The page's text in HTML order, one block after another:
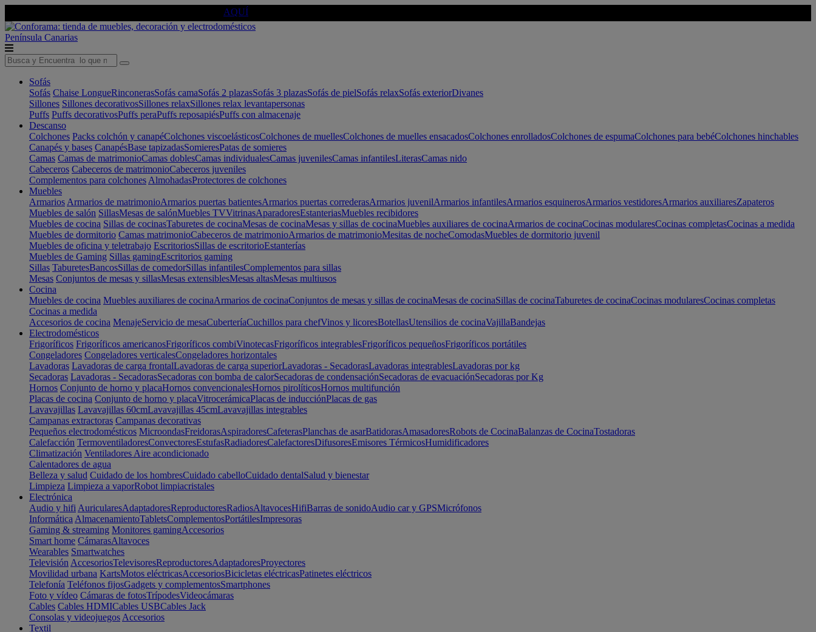
AQUÍ
Península Canarias
Sofás
Sofás Chaise LongueRinconerasSofás camaSofás 2 plazasSofás 3 plazasSofás de pielSofás relaxSofás exteriorDivanes
Sillones Sillones decorativosSillones relaxSillones relax levantapersonas
Puffs Puffs decorativosPuffs peraPuffs reposapiésPuffs con almacenaje
Descanso
Colchones Packs colchón y canapéColchones viscoelásticosColchones de muellesColchones de muelles ensacadosColchones enrolladosColchones de espumaColchones para bebéColchones hinchables
Canapés y bases CanapésBase tapizadasSomieresPatas de somieres
Camas Camas de matrimonioCamas doblesCamas individualesCamas juvenilesCamas infantilesLiterasCamas nido
Cabeceros Cabeceros de matrimonioCabeceros juveniles
Complementos para colchones AlmohadasProtectores de colchones
Muebles
Armarios Armarios de matrimonioArmarios puertas batientesArmarios puertas correderasArmarios juvenilArmarios infantilesArmarios esquinerosArmarios vestidoresArmarios auxiliaresZapateros
Muebles de salón SillasMesas de salónMuebles TVVitrinasAparadoresEstanteriasMuebles recibidores
Muebles de cocina Sillas de cocinasTaburetes de cocinaMesas de cocinaMesas y sillas de cocinaMuebles auxiliares de cocinaArmarios de cocinaCocinas modularesCocinas completasCocinas a medida
Muebles de dormitorio Camas matrimonioCabeceros de matrimonioArmarios de matrimonioMesitas de nocheComodasMuebles de dormitorio juvenil
Muebles de oficina y teletrabajo EscritoriosSillas de escritorioEstanterías
Muebles de Gaming Sillas gamingEscritorios gaming
Sillas TaburetesBancosSillas de comedorSillas infantilesComplementos para sillas
Mesas Conjuntos de mesas y sillasMesas extensiblesMesas altasMesas multiusos
Cocina
Muebles de cocina Muebles auxiliares de cocinaArmarios de cocinaConjuntos de mesas y sillas de cocinaMesas de cocinaSillas de cocinaTaburetes de cocinaCocinas modularesCocinas completas
Cocinas a medida
Accesorios de cocina MenajeServicio de mesaCuberteríaCuchillos para chefVinos y licoresBotellasUtensilios de cocinaVajillaBandejas
Electrodomésticos
Frigoríficos Frigoríficos americanosFrigoríficos combiVinotecasFrigoríficos integrablesFrigoríficos pequeñosFrigoríficos portátiles
Congeladores Congeladores verticalesCongeladores horizontales
Lavadoras Lavadoras de carga frontalLavadoras de carga superiorLavadoras - SecadorasLavadoras integrablesLavadoras por kg
Secadoras Lavadoras - SecadorasSecadoras con bomba de calorSecadoras de condensaciónSecadoras de evacuaciónSecadoras por Kg
Hornos Conjunto de horno y placaHornos convencionalesHornos pirolíticosHornos multifunción
Placas de cocina Conjunto de horno y placaVitrocerámicaPlacas de inducciónPlacas de gas
Lavavajillas Lavavajillas 60cmLavavajillas 45cmLavavajillas integrables
Campanas extractoras Campanas decorativas
Pequeños electrodomésticos MicroondasFreidorasAspiradoresCafeterasPlanchas de asarBatidorasAmasadoresRobots de CocinaBalanzas de CocinaTostadoras
Calefacción TermoventiladoresConvectoresEstufasRadiadoresCalefactoresDifusoresEmisores TérmicosHumidificadores
Climatización Ventiladores Aire acondicionado
Calentadores de agua
Belleza y salud Cuidado de los hombresCuidado cabelloCuidado dentalSalud y bienestar
Limpieza Limpieza a vaporRobot limpiacristales
Electrónica
Audio y hifi AuricularesAdaptadoresReproductoresRadiosAltavocesHifiBarras de sonidoAudio car y GPSMicrófonos
Informática AlmacenamientoTabletsComplementosPortátilesImpresoras
Gaming & streaming Monitores gamingAccesorios
Smart home CámarasAltavoces
Wearables Smartwatches
Televisión AccesoriosTelevisoresReproductoresAdaptadoresProyectores
Movilidad urbana KartsMotos eléctricasAccesoriosBicicletas eléctricasPatinetes eléctricos
Telefonía Teléfonos fijosGadgets y complementosSmartphones
Foto y vídeo Cámaras de fotosTrípodesVideocámaras
Cables Cables HDMICables USBCables Jack
Consolas y videojuegos Accesorios
Textil